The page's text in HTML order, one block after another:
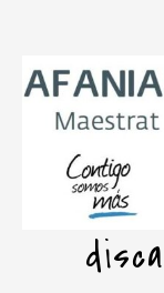
contenido